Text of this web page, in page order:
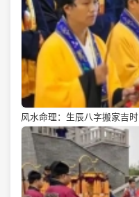
风水命理：生辰八字搬家吉时